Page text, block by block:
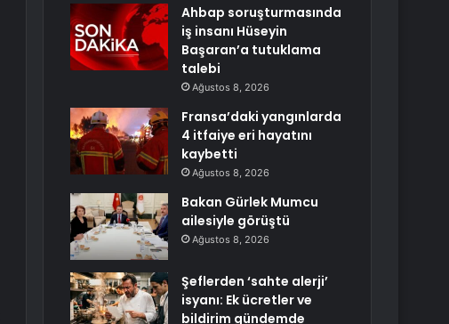
Ahbap soruşturmasında
iş insanı Hüseyin
Başaran’a tutuklama
talebi
Ağustos 8, 2026
Fransa’daki yangınlarda
4 itfaiye eri hayatını
kaybetti
Ağustos 8, 2026
Bakan Gürlek Mumcu
ailesiyle görüştü
Ağustos 8, 2026
Şeflerden ‘sahte alerji’
isyanı: Ek ücretler ve
bildirim gündemde